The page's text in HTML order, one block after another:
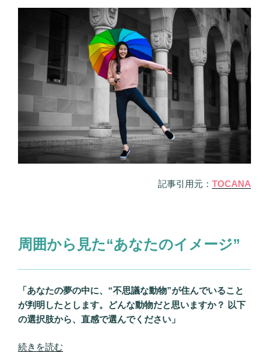
行
ら
か
【無
Love
愛
占
い”
記事引用元： TOCANA
周囲から見た“あなたのイメージ”
「あなたの夢の中に、“不思議な動物”が住んでいること
が判明したとします。どんな動物だと思いますか？ 以下
の選択肢から、直感で選んでください」
“周
続きを読む